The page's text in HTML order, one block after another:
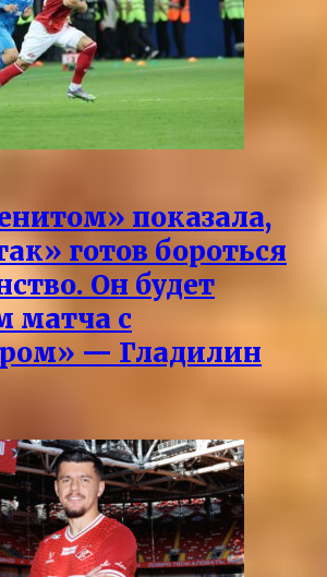
показала,
готов бороться
Он будет
матча с
— Гладилин